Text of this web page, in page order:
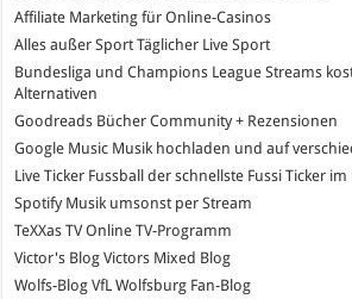
Affiliate Marketing für Online-Casinos
Alles außer Sport Täglicher Live Sport
Bundesliga und Champions League Streams
Alternativen
Goodreads Bücher Community + Rezensionen
Google Music Musik hochladen und auf
Live Ticker Fussball
der schnellste Fussi Ticker im
SpotifyMusik umsonst per Stream
TeXXas TVOnline TV-Programm
Victor's Blog Victors Mixed Blog
Wolfs-Blog VfL Wolfsburg Fan-Blog